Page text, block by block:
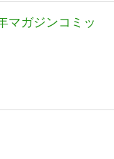
マガジンコミッ